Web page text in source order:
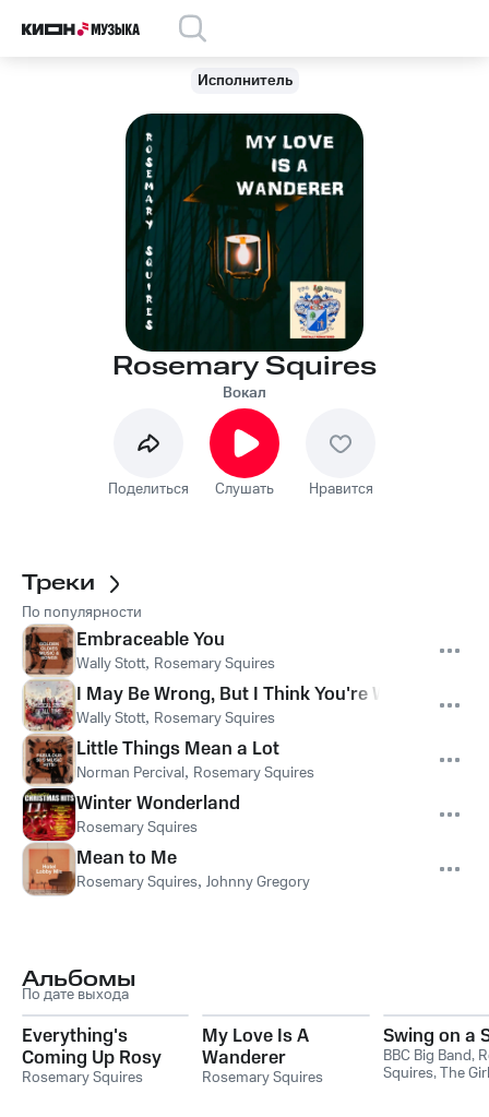
Исполнитель
Rosemary Squires
Вокал
Поделиться Слушать Нравится
Треки
По популярности
Embraceable You
Wally Stott, Rosemary Squires
I May Be Wrong, But I Think You're Wonderful
Wally Stott, Rosemary Squires
Little Things Mean a Lot
Norman Percival, Rosemary Squires
Winter Wonderland
Rosemary Squires
Mean to Me
Rosemary Squires, Johnny Gregory
Альбомы
По дате выхода
Everything's
Coming Up Rosy
Rosemary Squires
My Love Is A
Wanderer
Rosemary Squires
Swing on a
BBC Big Band,
Squires,The Girl